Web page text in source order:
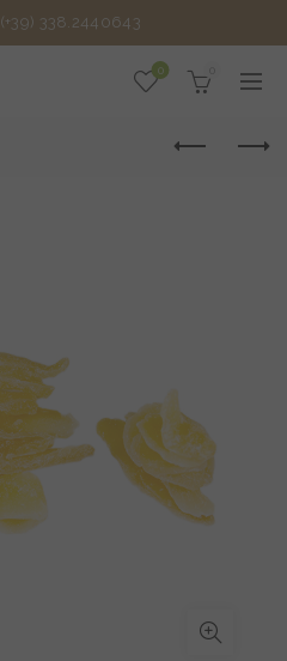
(+39) 338.2440643
0